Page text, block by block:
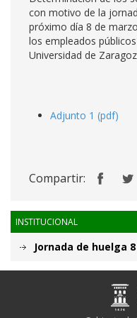
con motivo de la
próximo día 8 de
los empleados
Universidad de
Adjunto 1 (pdf)
Compartir:
INSTITUCIONAL
Jornada de huelga